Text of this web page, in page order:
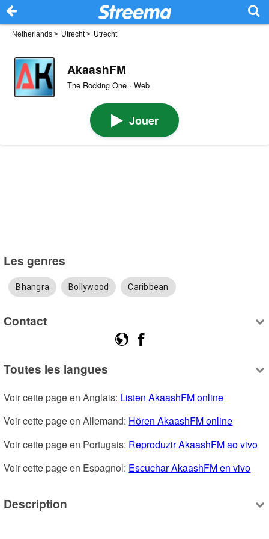
Netherlands > Utrecht> Utrecht
AkaashFM
The Rocking One · Web
Jouer
Les genres
Bhangra Bollywood Caribbean
Contact
Toutes les langues
Voir cette page en Anglais: Listen AkaashFM online
Voir cette page en Allemand: Hören AkaashFM online
Voir cette page en Portugais: Reproduzir AkaashFM ao vivo
Voir cette page en Espagnol: Escuchar AkaashFM en vivo
Description